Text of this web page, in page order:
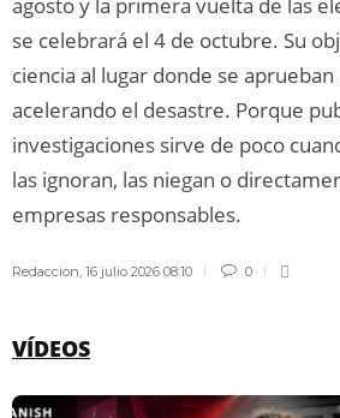
agosto y la primera vuelta de las
se celebrará el 4 de octubre. Su
ciencia al lugar donde se
acelerando el desastre. Porque
investigaciones sirve de poco
las ignoran, las niegan o
empresas responsables.
Redaccion, 16 julio 2026 08:10 0
VÍDEOS